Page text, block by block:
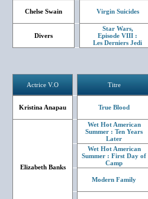
Chelse Swain Virgin Suicides
Divers
Star Wars,
Episode VIII :
Les Derniers Jedi
Actrice V.O Titre
Kristina Anapau True Blood
Elizabeth Banks
Wet Hot American
Summer : Ten Years
Later
Wet Hot American
Summer : First Day of
Camp
Modern Family